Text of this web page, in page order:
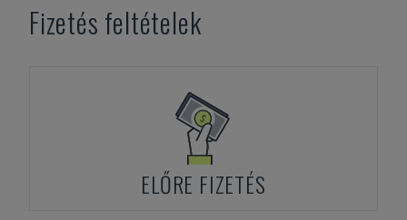
Fizetés feltételek
ELŐRE FIZETÉS